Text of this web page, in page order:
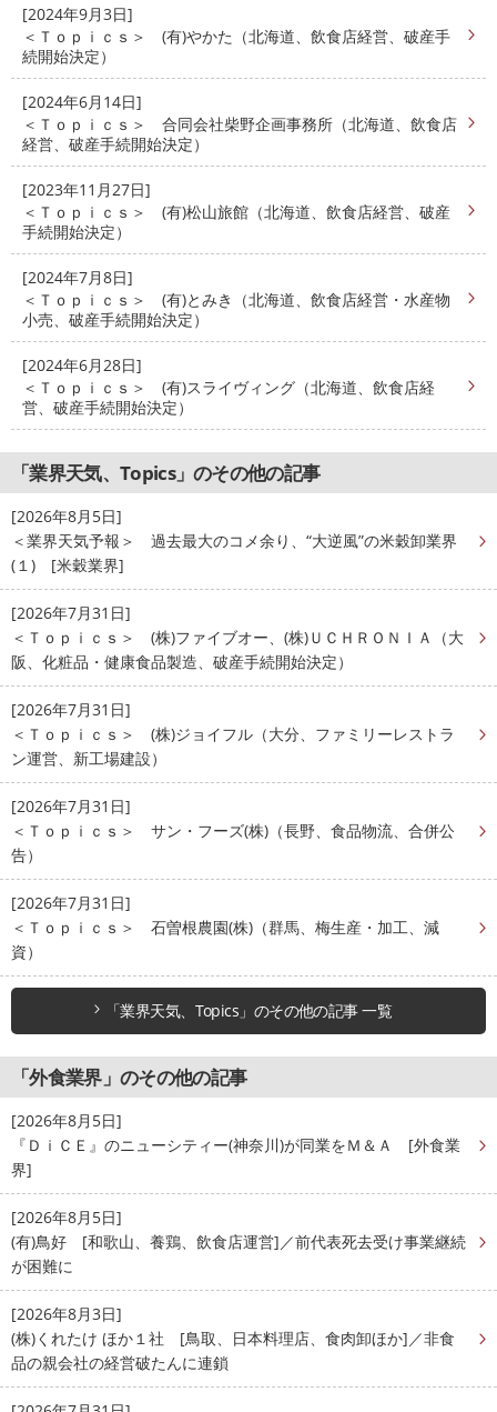
[2024年9月3日]
＜Ｔｏｐｉｃｓ＞ (有)やかた（北海道、飲食店経営、破産手
続開始決定）
[2024年6月14日]
＜Ｔｏｐｉｃｓ＞ 合同会社柴野企画事務所（北海道、飲食店
経営、破産手続開始決定）
[2023年11月27日]
＜Ｔｏｐｉｃｓ＞ (有)松山旅館（北海道、飲食店経営、破産
手続開始決定）
[2024年7月8日]
＜Ｔｏｐｉｃｓ＞ (有)とみき（北海道、飲食店経営・水産物
小売、破産手続開始決定）
[2024年6月28日]
＜Ｔｏｐｉｃｓ＞ (有)スライヴィング（北海道、飲食店経
営、破産手続開始決定）
「業界天気、Topics」のその他の記事
[2026年8月5日]
＜業界天気予報＞ 過去最大のコメ余り、“大逆風”の米穀卸業界
(１) [米穀業界]
[2026年7月31日]
＜Ｔｏｐｉｃｓ＞ (株)ファイブオー、(株)ＵＣＨＲＯＮＩＡ（大
阪、化粧品・健康食品製造、破産手続開始決定）
[2026年7月31日]
＜Ｔｏｐｉｃｓ＞ (株)ジョイフル（大分、ファミリーレストラ
ン運営、新工場建設）
[2026年7月31日]
＜Ｔｏｐｉｃｓ＞ サン・フーズ(株)（長野、食品物流、合併公
告）
[2026年7月31日]
＜Ｔｏｐｉｃｓ＞ 石曽根農園(株)（群馬、梅生産・加工、減
資）
「業界天気、Topics」のその他の記事 一覧
「外食業界」のその他の記事
[2026年8月5日]
『ＤｉＣＥ』のニューシティー(神奈川)が同業をＭ＆Ａ [外食業
界]
[2026年8月5日]
(有)鳥好 [和歌山、養鶏、飲食店運営]／前代表死去受け事業継続
が困難に
[2026年8月3日]
(株)くれたけ ほか１社 [鳥取、日本料理店、食肉卸ほか]／非食
品の親会社の経営破たんに連鎖